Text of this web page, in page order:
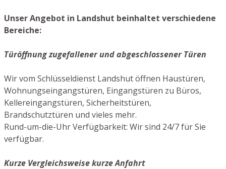
Unser Angebot in Landshut beinhaltet verschiedene
Bereiche:
Türöffnung zugefallener und abgeschlossener Türen
Wir vom Schlüsseldienst Landshut öffnen Haustüren,
Wohnungseingangstüren, Eingangstüren zu Büros,
Kellereingangstüren, Sicherheitstüren,
Brandschutztüren und vieles mehr.
Rund-um-die-Uhr Verfügbarkeit: Wir sind 24/7 für Sie
verfügbar.
Kurze Vergleichsweise kurze Anfahrt